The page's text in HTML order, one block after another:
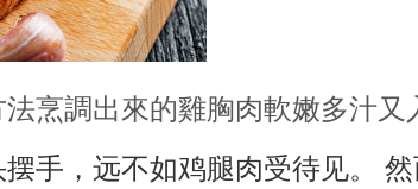
烹調出來的雞胸肉軟嫩多汁又
手，远不如鸡腿肉受待见。